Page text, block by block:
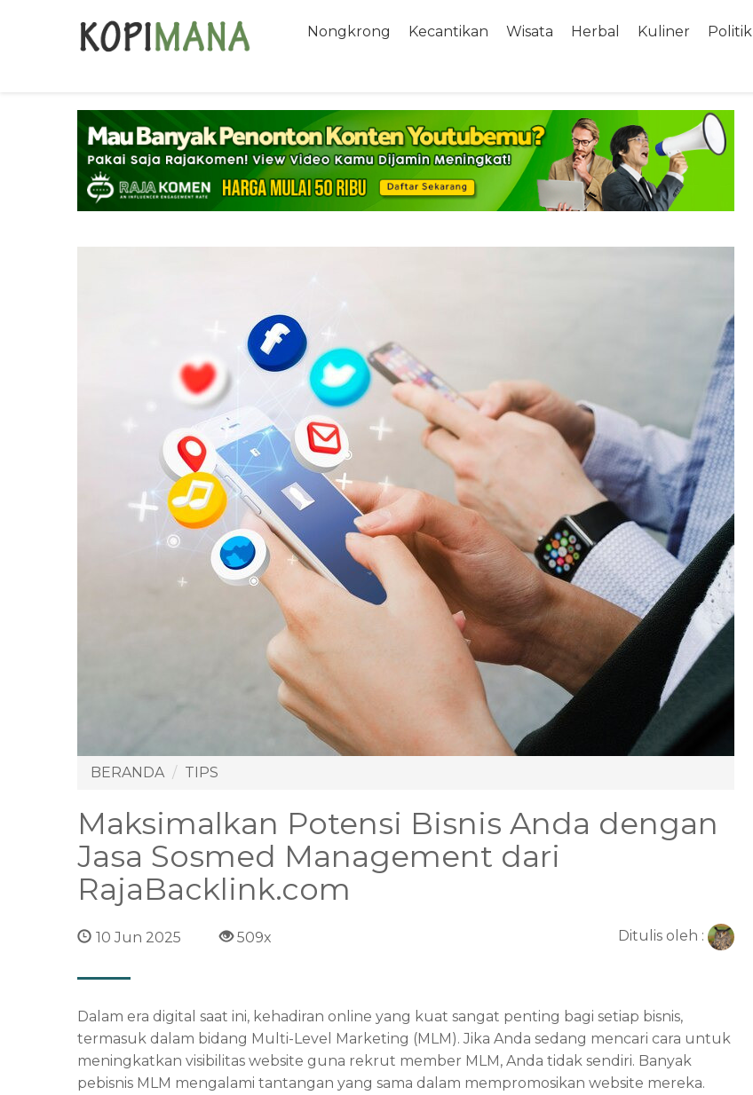
Nongkrong Kecantikan Wisata Herbal Kuliner Politik
BERANDA TIPS
Maksimalkan Potensi Bisnis Anda dengan
Jasa Sosmed Management dari
RajaBacklink.com
10 Jun 2025 509x Ditulis oleh :
Dalam era digital saat ini, kehadiran online yang kuat sangat penting bagi setiap bisnis,
termasuk dalam bidang Multi-Level Marketing (MLM). Jika Anda sedang mencari cara untuk
meningkatkan visibilitas website guna rekrut member MLM, Anda tidak sendiri. Banyak
pebisnis MLM mengalami tantangan yang sama dalam mempromosikan website mereka.